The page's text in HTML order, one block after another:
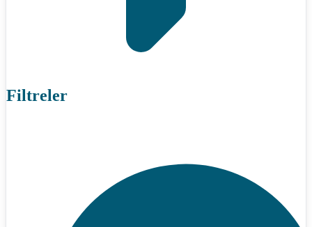
Filtreler